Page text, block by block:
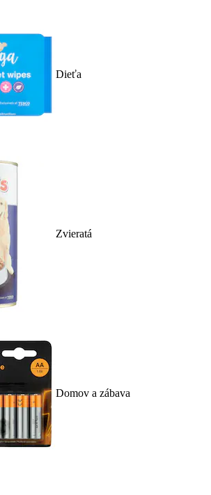
Dieťa
Zvieratá
Domov a zábava